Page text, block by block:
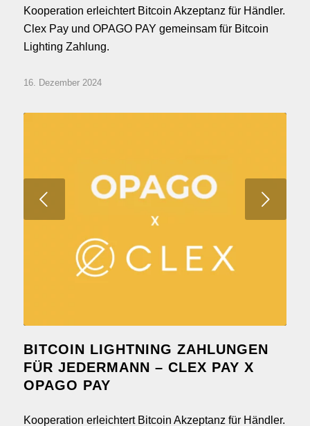
Kooperation erleichtert Bitcoin Akzeptanz für Händler.
Clex Pay und OPAGO PAY gemeinsam für Bitcoin
Lighting Zahlung.
16. Dezember 2024
BITCOIN LIGHTNING ZAHLUNGEN
FÜR JEDERMANN – CLEX PAY X
OPAGO PAY
Kooperation erleichtert Bitcoin Akzeptanz für Händler.
Weiter